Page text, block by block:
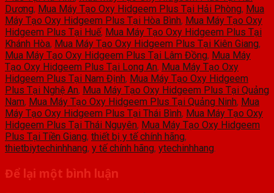
Dương, Mua Máy Tạo Oxy Hidgeem Plus Tại Hải Phòng, Mua
Máy Tạo Oxy Hidgeem Plus Tại Hòa Bình, Mua Máy Tạo Oxy
Hidgeem Plus Tại Huế, Mua Máy Tạo Oxy Hidgeem Plus Tại
Khánh Hòa, Mua Máy Tạo Oxy Hidgeem Plus Tại Kiên Giang,
Mua Máy Tạo Oxy Hidgeem Plus Tại Lâm Đồng, Mua Máy
Tạo Oxy Hidgeem Plus Tại Long An, Mua Máy Tạo Oxy
Hidgeem Plus Tại Nam Định, Mua Máy Tạo Oxy Hidgeem
Plus Tại Nghệ An, Mua Máy Tạo Oxy Hidgeem Plus Tại Quảng
Nam, Mua Máy Tạo Oxy Hidgeem Plus Tại Quảng Ninh, Mua
Máy Tạo Oxy Hidgeem Plus Tại Thái Bình, Mua Máy Tạo Oxy
Hidgeem Plus Tại Thái Nguyên, Mua Máy Tạo Oxy Hidgeem
Plus Tại Tiền Giang, thiết bị y tế chính hãng,
thietbiytechinhhang, y tế chính hãng, ytechinhhang.
Để lại một bình luận